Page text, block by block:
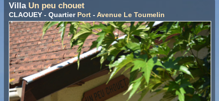
Villa Un peu chouet
CLAOUEY - Quartier Port - Avenue Le Toumelin